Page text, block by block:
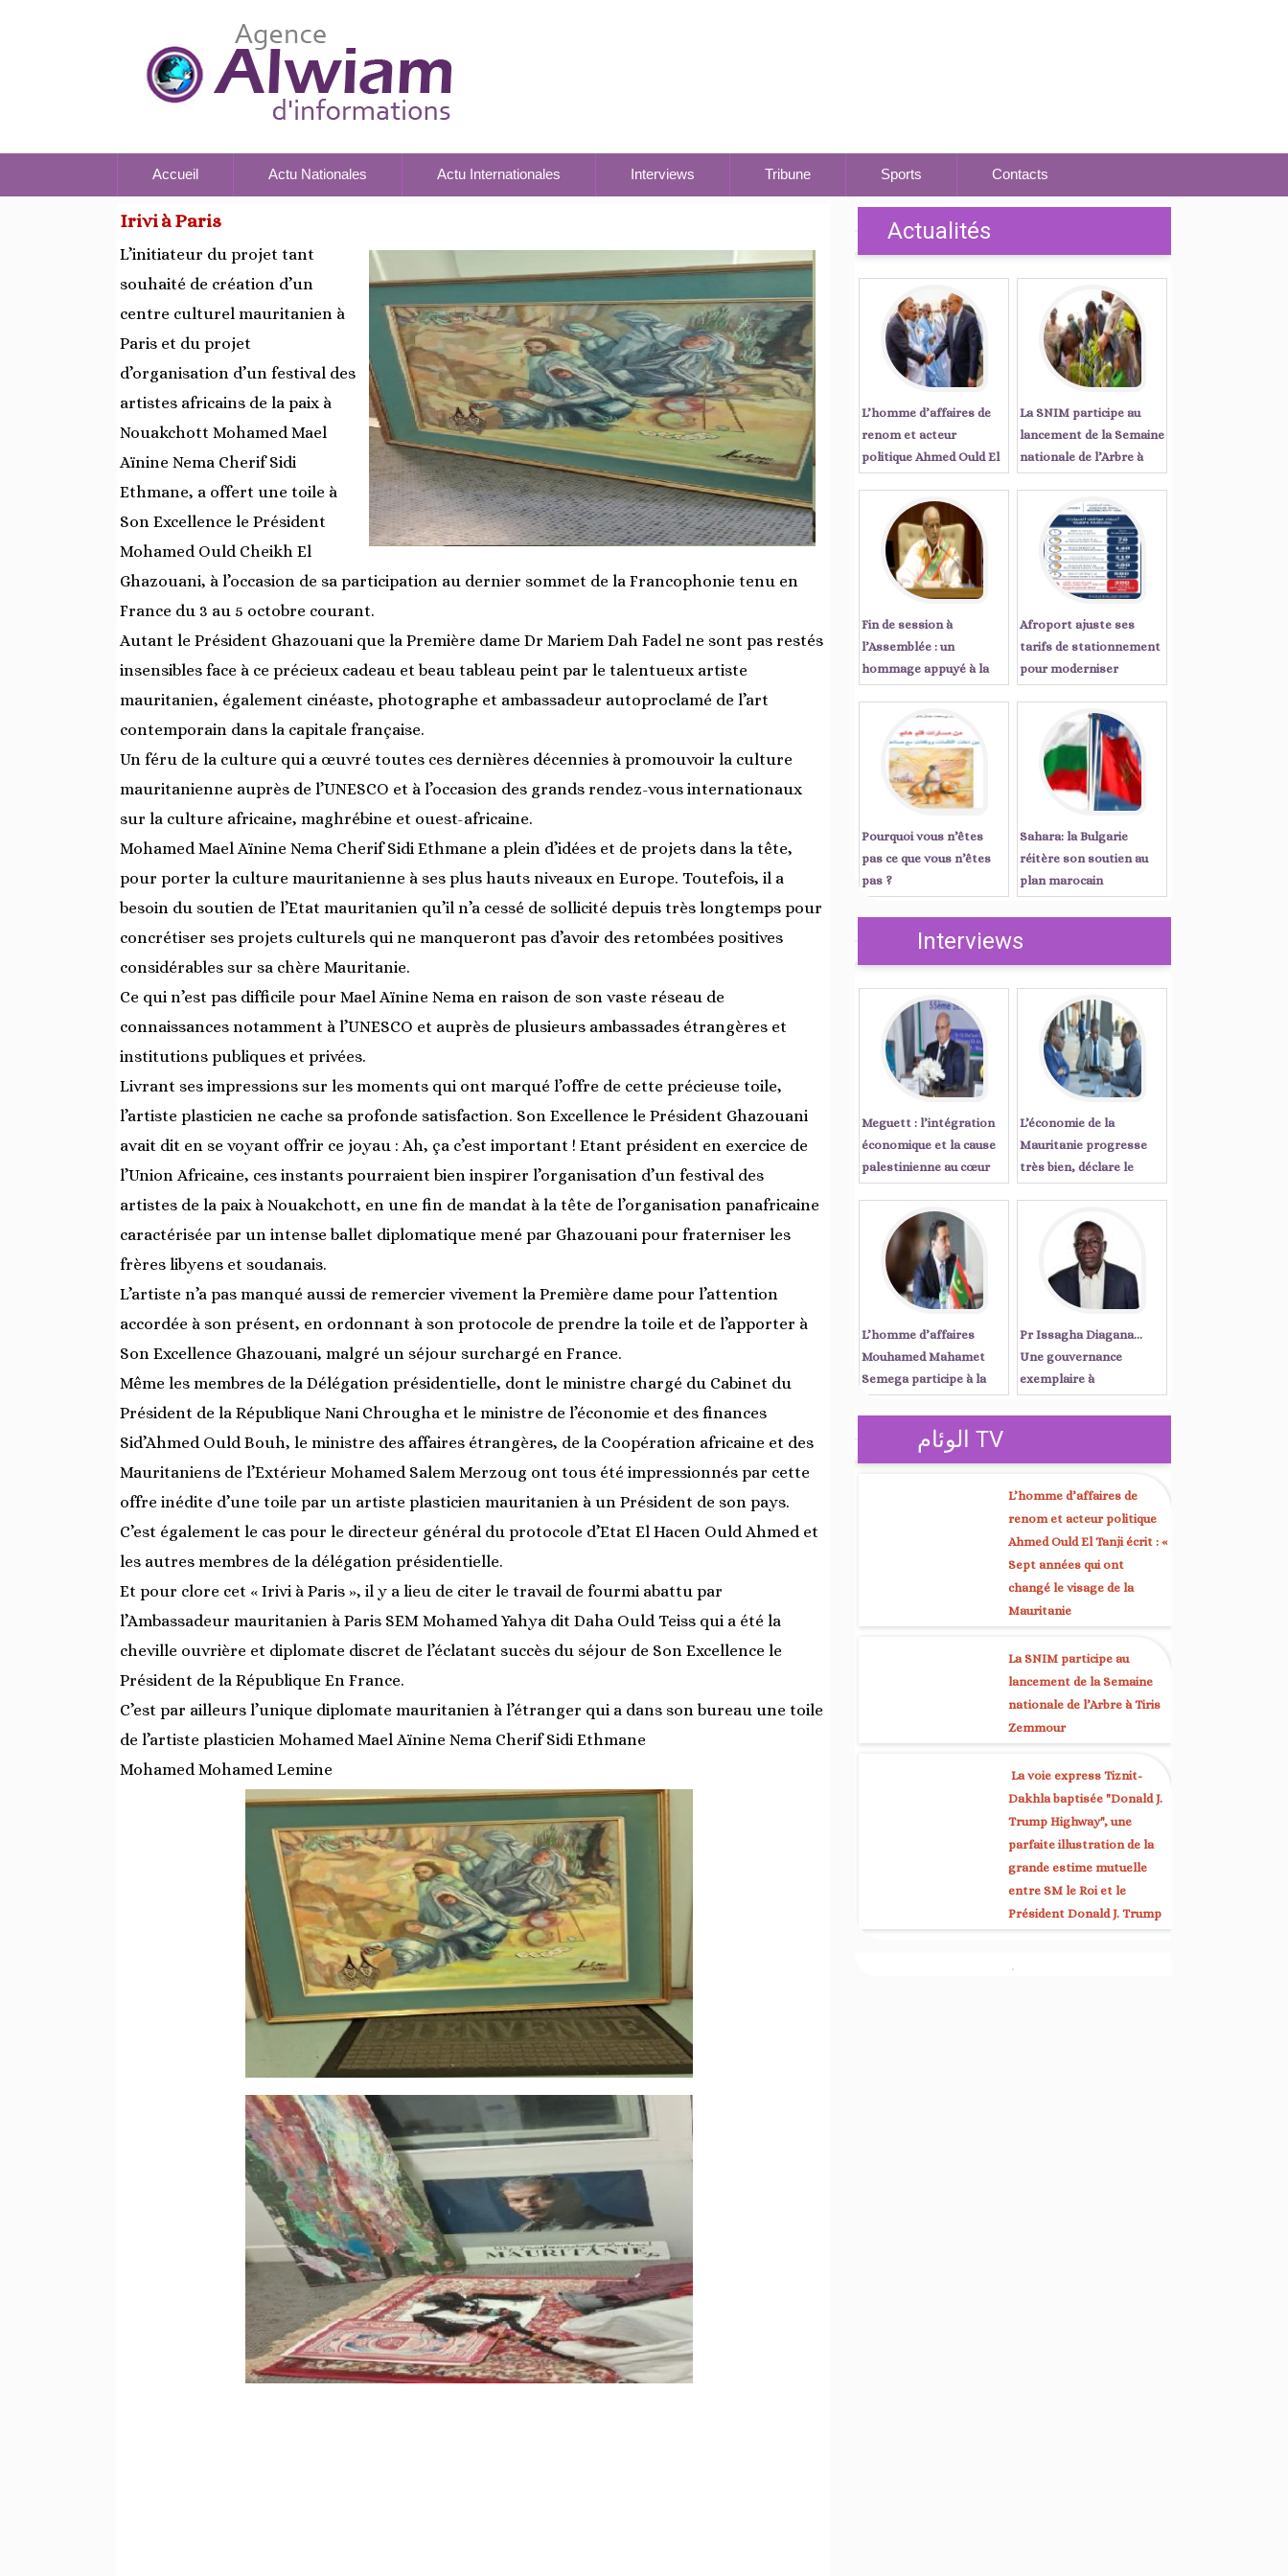
Accueil Actu Nationales Actu Internationales Interviews Tribune Sports Contacts
Irivi à Paris
L’initiateur du projet tant
souhaité de création d’un
centre culturel mauritanien à
Paris et du projet
d’organisation d’un festival des
artistes africains de la paix à
Nouakchott Mohamed Mael
Aïnine Nema Cherif Sidi
Ethmane, a offert une toile à
Son Excellence le Président
Mohamed Ould Cheikh El
Ghazouani, à l’occasion de sa participation au dernier sommet de la Francophonie tenu en
France du 3 au 5 octobre courant.
Autant le Président Ghazouani que la Première dame Dr Mariem Dah Fadel ne sont pas restés
insensibles face à ce précieux cadeau et beau tableau peint par le talentueux artiste
mauritanien, également cinéaste, photographe et ambassadeur autoproclamé de l’art
contemporain dans la capitale française.
Un féru de la culture qui a œuvré toutes ces dernières décennies à promouvoir la culture
mauritanienne auprès de l’UNESCO et à l’occasion des grands rendez-vous internationaux
sur la culture africaine, maghrébine et ouest-africaine.
Mohamed Mael Aïnine Nema Cherif Sidi Ethmane a plein d’idées et de projets dans la tête,
pour porter la culture mauritanienne à ses plus hauts niveaux en Europe. Toutefois, il a
besoin du soutien de l’Etat mauritanien qu’il n’a cessé de sollicité depuis très longtemps pour
concrétiser ses projets culturels qui ne manqueront pas d’avoir des retombées positives
considérables sur sa chère Mauritanie.
Ce qui n’est pas difficile pour Mael Aïnine Nema en raison de son vaste réseau de
connaissances notamment à l’UNESCO et auprès de plusieurs ambassades étrangères et
institutions publiques et privées.
Livrant ses impressions sur les moments qui ont marqué l’offre de cette précieuse toile,
l’artiste plasticien ne cache sa profonde satisfaction. Son Excellence le Président Ghazouani
avait dit en se voyant offrir ce joyau : Ah, ça c’est important ! Etant président en exercice de
l’Union Africaine, ces instants pourraient bien inspirer l’organisation d’un festival des
artistes de la paix à Nouakchott, en une fin de mandat à la tête de l’organisation panafricaine
caractérisée par un intense ballet diplomatique mené par Ghazouani pour fraterniser les
frères libyens et soudanais.
L’artiste n’a pas manqué aussi de remercier vivement la Première dame pour l’attention
accordée à son présent, en ordonnant à son protocole de prendre la toile et de l’apporter à
Son Excellence Ghazouani, malgré un séjour surchargé en France.
Même les membres de la Délégation présidentielle, dont le ministre chargé du Cabinet du
Président de la République Nani Chrougha et le ministre de l’économie et des finances
Sid’Ahmed Ould Bouh, le ministre des affaires étrangères, de la Coopération africaine et des
Mauritaniens de l’Extérieur Mohamed Salem Merzoug ont tous été impressionnés par cette
offre inédite d’une toile par un artiste plasticien mauritanien à un Président de son pays.
C’est également le cas pour le directeur général du protocole d’Etat El Hacen Ould Ahmed et
les autres membres de la délégation présidentielle.
Et pour clore cet « Irivi à Paris », il y a lieu de citer le travail de fourmi abattu par
l’Ambassadeur mauritanien à Paris SEM Mohamed Yahya dit Daha Ould Teiss qui a été la
cheville ouvrière et diplomate discret de l’éclatant succès du séjour de Son Excellence le
Président de la République En France.
C’est par ailleurs l’unique diplomate mauritanien à l’étranger qui a dans son bureau une toile
de l’artiste plasticien Mohamed Mael Aïnine Nema Cherif Sidi Ethmane
Mohamed Mohamed Lemine
Actualités
L’homme d’affaires de
renom et acteur
politique Ahmed Ould El
années qui ont changé le
visage de la Mauritanie
La SNIM participe au
lancement de la Semaine
nationale de l’Arbre à
Fin de session à
l’Assemblée : un
hommage appuyé à la
Afroport ajuste ses
tarifs de stationnement
pour moderniser
Nouakchott
Pourquoi vous n’êtes
pas ce que vous n’êtes
pas ?
Sahara: la Bulgarie
réitère son soutien au
plan marocain
Interviews
Meguett : l’intégration
économique et la cause
palestinienne au cœur
parlementaire islamique
L’économie de la
Mauritanie progresse
très bien, déclare le
L’homme d’affaires
Mouhamed Mahamet
Semega participe à la
sénégalais, présidée par
les Premiers ministres
Pr Issagha Diagana…
Une gouvernance
exemplaire à
الوئام TV
L’homme d’affaires de
renom et acteur politique
Ahmed Ould El Tanji écrit : «
Sept années qui ont
changé le visage de la
Mauritanie
La SNIM participe au
lancement de la Semaine
nationale de l’Arbre à Tiris
Zemmour
La voie express Tiznit-
Dakhla baptisée "Donald J.
Trump Highway", une
parfaite illustration de la
grande estime mutuelle
entre SM le Roi et le
Président Donald J. Trump